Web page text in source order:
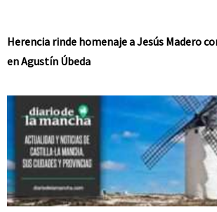
Herencia rinde homenaje a Jesús Madero
en Agustín Úbeda